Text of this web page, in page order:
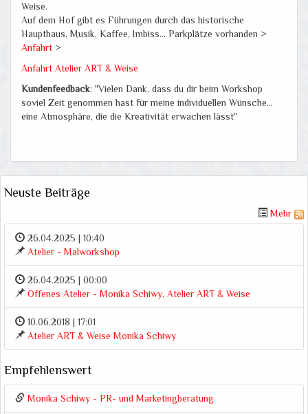
Weise.
Auf dem Hof gibt es Führungen durch das historische
Haupthaus, Musik, Kaffee, Imbiss... Parkplätze vorhanden >
Anfahrt >
Anfahrt Atelier ART & Weise
Kundenfeedback: "Vielen Dank, dass du dir beim Workshop
soviel Zeit genommen hast für meine individuellen Wünsche...
eine Atmosphäre, die die Kreativität erwachen lässt"
Neuste Beiträge
Mehr
26.04.2025 | 10:40
Atelier - Malworkshop
26.04.2025 | 00:00
Offenes Atelier - Monika Schiwy, Atelier ART & Weise
10.06.2018 | 17:01
Atelier ART & Weise Monika Schiwy
Empfehlenswert
Monika Schiwy - PR- und Marketingberatung